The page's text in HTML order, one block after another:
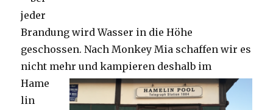
jeder
Brandung wird Wasser in die Höhe
geschossen. Nach Monkey Mia schaffen wir es
nicht mehr und kampieren deshalb im
Hame
lin